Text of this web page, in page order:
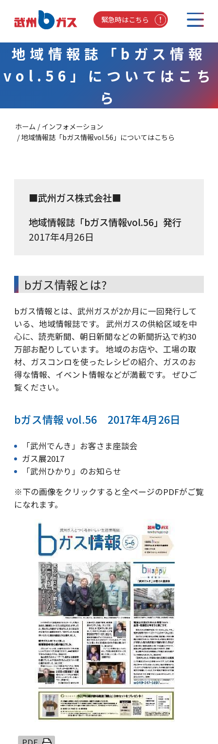
緊急時はこちら
地域情報誌「bガス情報
vol.56」についてはこち
ら
ホーム
インフォメーション
地域情報誌「bガス情報vol.56」についてはこちら
■武州ガス株式会社■
地域情報誌「bガス情報vol.56」発行
2017年4月26日
bガス情報とは?
bガス情報とは、武州ガスが2か月に一回発行して
いる、地域情報誌です。 武州ガスの供給区域を中
心に、読売新聞、朝日新聞などの新聞折込で約30
万部お配りしています。 地域のお店や、工場の取
材、ガスコンロを使ったレシピの紹介、ガスのお
得な情報、イベント情報などが満載です。 ぜひご
覧ください。
bガス情報 vol.56 2017年4月26日
「武州でんき」お客さま座談会
ガス展2017
「武州ひかり」のお知らせ
※下の画像をクリックすると全ページのPDFがご覧
になれます。